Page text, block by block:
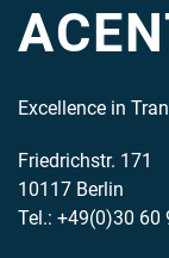
Excellence in
Friedrichstr. 171
10117 Berlin
Tel.: +49(0)30 60